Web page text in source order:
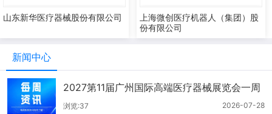
山东新华医疗器械股份有限公司
上海微创医疗机器人（集团）股
份有限公司
新闻中心
2027第11届广州国际高端医疗器械展览会一周
报（7.22-7.28）
2026-07-28
浏览:37